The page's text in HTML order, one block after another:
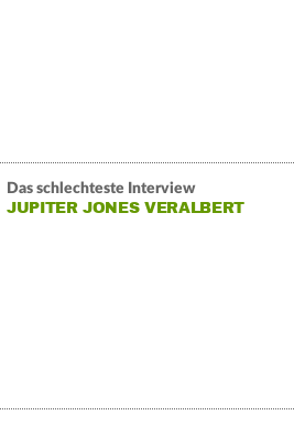
Das schlechteste Interview
JUPITER JONES VERALBERT